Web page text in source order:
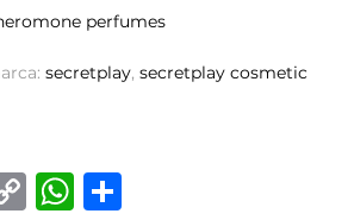
perfumes
secretplay,secretplay cosmetic
C
W